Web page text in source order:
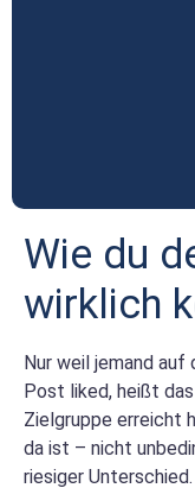
Wie du
wirklich
Nur weil jemand
Post liked, heißt
Zielgruppe erreicht
da ist – nicht
riesiger